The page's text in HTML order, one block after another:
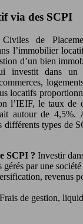
via des SCPI
de
l’immobilier
d’un bien
investit dans un
locatifs
l’IEIF, le taux de
autour de 4,5%.
différents types de
SCPI ? Investir
par une
revenus
Frais de gestion,